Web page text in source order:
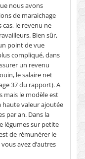
nous avons
de maraichage
le revenu ne
Bien sûr,
point de vue
compliqué, dans
un revenu
le salaire net
37 du rapport). A
mais le modèle est
haute valeur ajoutée
par an. Dans la
légumes sur petite
de rémunérer le
avez d’autres